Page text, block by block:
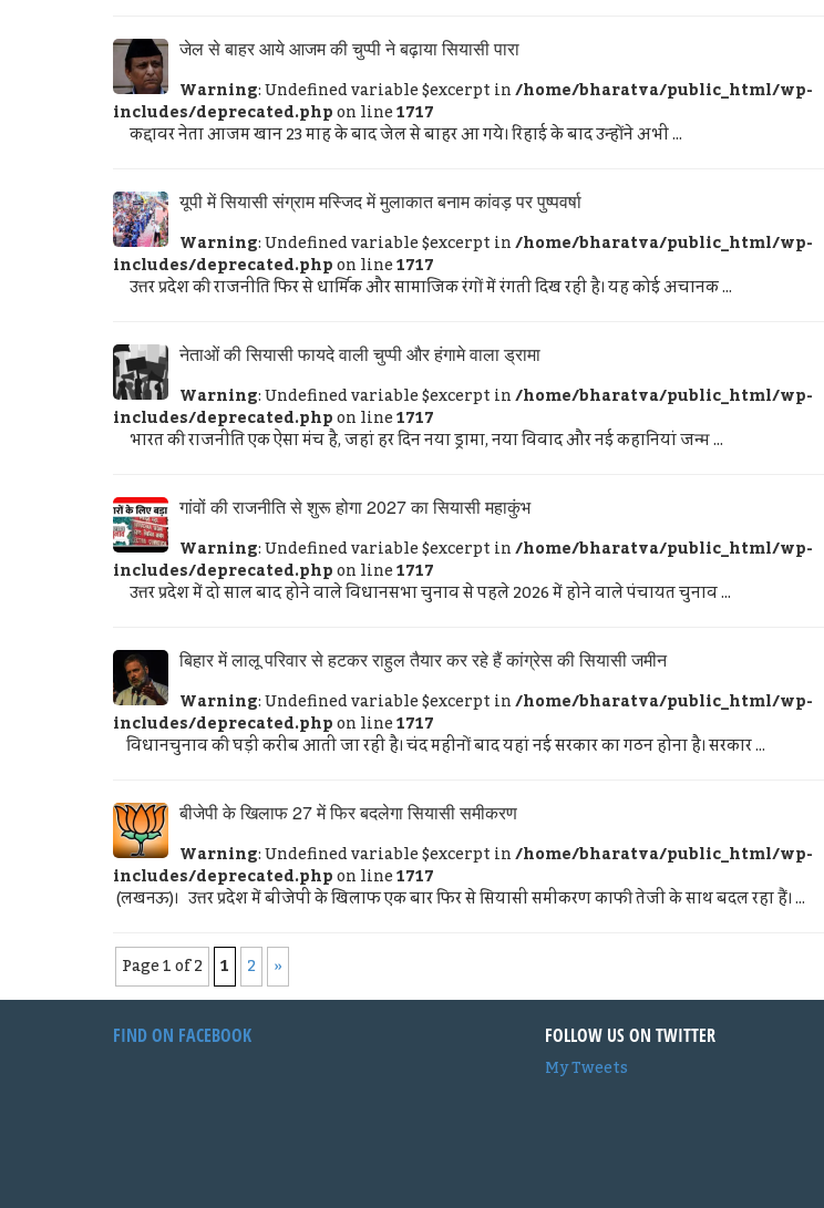
जेल से बाहर आये आजम की चुप्पी ने बढ़ाया सियासी पारा
Warning: Undefined variable $excerpt in/home/bharatva/public_html/wp-
includes/deprecated.phpon line1717
कद्दावर नेता आजम खान 23 माह के बाद जेल से बाहर आ गये। रिहाई के बाद उन्होंने अभी ...
यूपी में सियासी संग्राम मस्जिद में मुलाकात बनाम कांवड़ पर पुष्पवर्षा
Warning: Undefined variable $excerpt in/home/bharatva/public_html/wp-
includes/deprecated.phpon line1717
उत्तर प्रदेश की राजनीति फिर से धार्मिक और सामाजिक रंगों में रंगती दिख रही है। यह कोई अचानक ...
नेताओं की सियासी फायदे वाली चुप्पी और हंगामे वाला ड्रामा
Warning: Undefined variable $excerpt in/home/bharatva/public_html/wp-
includes/deprecated.phpon line1717
भारत की राजनीति एक ऐसा मंच है, जहां हर दिन नया ड्रामा, नया विवाद और नई कहानियां जन्म ...
गांवों की राजनीति से शुरू होगा 2027 का सियासी महाकुंभ
Warning: Undefined variable $excerpt in/home/bharatva/public_html/wp-
includes/deprecated.phpon line1717
उत्तर प्रदेश में दो साल बाद होने वाले विधानसभा चुनाव से पहले 2026 में होने वाले पंचायत चुनाव ...
बिहार में लालू परिवार से हटकर राहुल तैयार कर रहे हैं कांग्रेस की सियासी जमीन
Warning: Undefined variable $excerpt in/home/bharatva/public_html/wp-
includes/deprecated.phpon line1717
विधानचुनाव की घड़ी करीब आती जा रही है। चंद महीनों बाद यहां नई सरकार का गठन होना है। सरकार ...
बीजेपी के खिलाफ 27 में फिर बदलेगा सियासी समीकरण
Warning: Undefined variable $excerpt in/home/bharatva/public_html/wp-
includes/deprecated.phpon line1717
(लखनऊ)। उत्तर प्रदेश में बीजेपी के खिलाफ एक बार फिर से सियासी समीकरण काफी तेजी के साथ बदल रहा हैं। ...
Page 1 of 2 1 2 »
FIND ON FACEBOOK FOLLOW US ON TWITTER
My Tweets